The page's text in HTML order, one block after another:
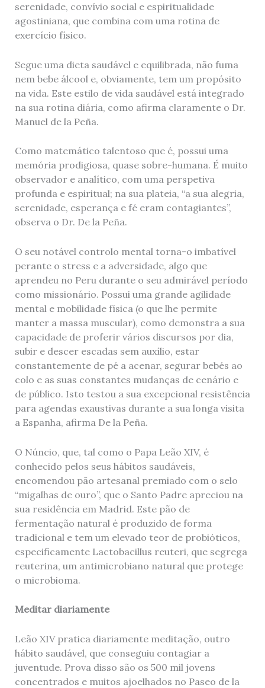
serenidade, convívio social e espiritualidade
agostiniana, que combina com uma rotina de
exercício físico.
Segue uma dieta saudável e equilibrada, não fuma
nem bebe álcool e, obviamente, tem um propósito
na vida. Este estilo de vida saudável está integrado
na sua rotina diária, como afirma claramente o Dr.
Manuel de la Peña.
Como matemático talentoso que é, possui uma
memória prodigiosa, quase sobre-humana. É muito
observador e analítico, com uma perspetiva
profunda e espiritual; na sua plateia, “a sua alegria,
serenidade, esperança e fé eram contagiantes”,
observa o Dr. De la Peña.
O seu notável controlo mental torna-o imbatível
perante o stress e a adversidade, algo que
aprendeu no Peru durante o seu admirável período
como missionário. Possui uma grande agilidade
mental e mobilidade física (o que lhe permite
manter a massa muscular), como demonstra a sua
capacidade de proferir vários discursos por dia,
subir e descer escadas sem auxílio, estar
constantemente de pé a acenar, segurar bebés ao
colo e as suas constantes mudanças de cenário e
de público. Isto testou a sua excepcional resistência
para agendas exaustivas durante a sua longa visita
a Espanha, afirma De la Peña.
O Núncio, que, tal como o Papa Leão XIV, é
conhecido pelos seus hábitos saudáveis,
encomendou pão artesanal premiado com o selo
“migalhas de ouro”, que o Santo Padre apreciou na
sua residência em Madrid. Este pão de
fermentação natural é produzido de forma
tradicional e tem um elevado teor de probióticos,
especificamente Lactobacillus reuteri, que segrega
reuterina, um antimicrobiano natural que protege
o microbioma.
Meditar diariamente
Leão XIV pratica diariamente meditação, outro
hábito saudável, que conseguiu contagiar a
juventude. Prova disso são os 500 mil jovens
concentrados e muitos ajoelhados no Paseo de la